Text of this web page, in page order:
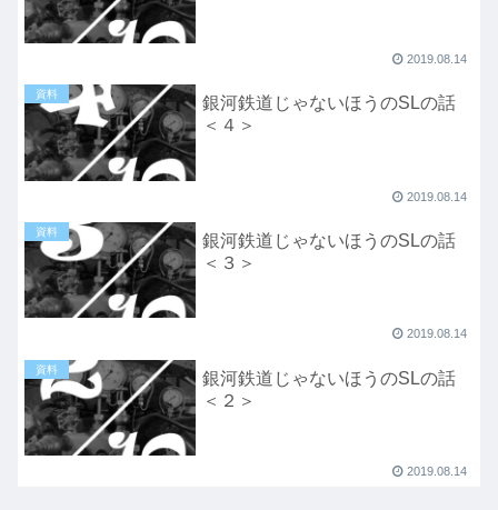
2019.08.14
資料
銀河鉄道じゃないほうのSLの話
＜４＞
2019.08.14
資料
銀河鉄道じゃないほうのSLの話
＜３＞
2019.08.14
資料
銀河鉄道じゃないほうのSLの話
＜２＞
2019.08.14